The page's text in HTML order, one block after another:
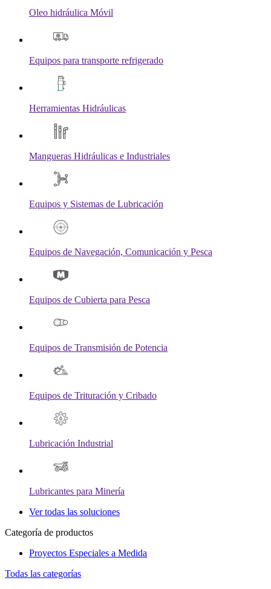
Oleo hidráulica Móvil
Equipos para transporte refrigerado
Herramientas Hidráulicas
Mangueras Hidráulicas e Industriales
Equipos y Sistemas de Lubricación
Equipos de Navegación, Comunicación y Pesca
Equipos de Cubierta para Pesca
Equipos de Transmisión de Potencia
Equipos de Trituración y Cribado
Lubricación Industrial
Lubricantes para Minería
Ver todas las soluciones
Categoría de productos
Proyectos Especiales a Medida
Todas las categorías